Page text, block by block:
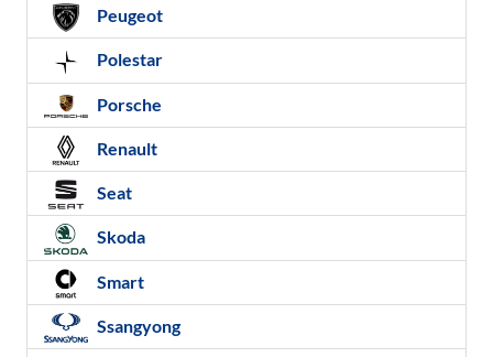
Peugeot
Polestar
Porsche
Renault
Seat
Skoda
Smart
Ssangyong